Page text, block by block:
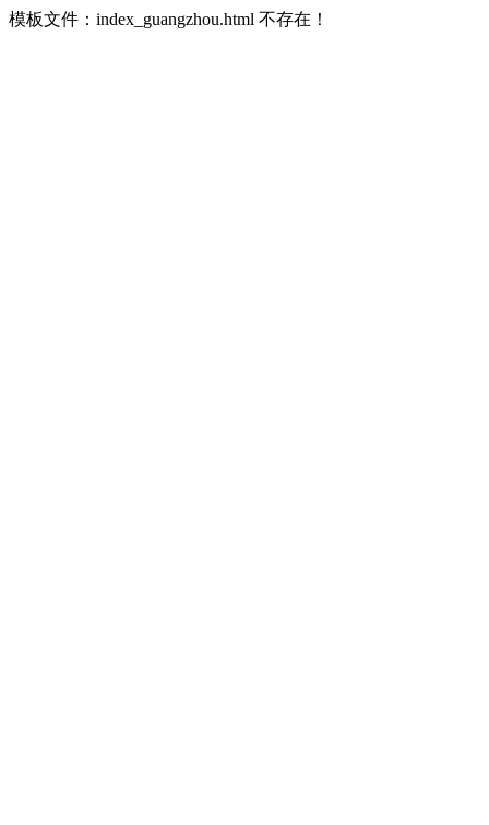
模板文件：index_guangzhou.html 不存在！